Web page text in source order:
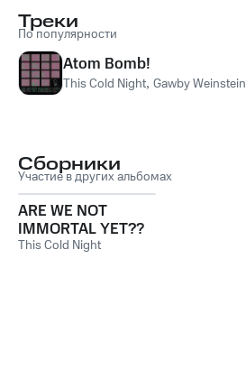
Треки
По популярности
Atom Bomb!
This Cold Night, Gawby Weinstein
Сборники
Участие в других альбомах
ARE WE NOT
IMMORTAL YET??
This Cold Night